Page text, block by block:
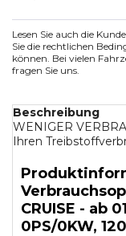
Lesen Sie auch die
Sie die rechtlichen
können. Bei vielen
fragen Sie uns.
Beschreibung
WENIGER
Ihren
CRUISE - ab
0PS/0KW,